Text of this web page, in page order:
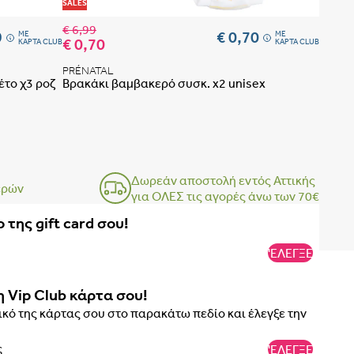
ΣΟΥΤΙΕΝ ΠΩΣ ΠΑΙΡΝΟΥΜΕ ΤΑ ΜΕΤΡΑ
ME
ΚΑΡΤΑ CLUB
χ3 ροζ
SALES
€ 6,99
€ 0,70 € 0,70 ME
ΚΑΡΤΑ CLUB
PRÉNATAL
Βρακάκι βαμβακερό συσκ. x2 unisex
Δωρεάν αποστολή εντός Αττικής
για ΟΛΕΣ τις αγορές άνω των 70€
της gift card σου!
'ΕΛΕΓΞΕ
Vip Club κάρτα σου!
της κάρτας σου στο παρακάτω πεδίο και έλεγξε την
'ΕΛΕΓΞΕ